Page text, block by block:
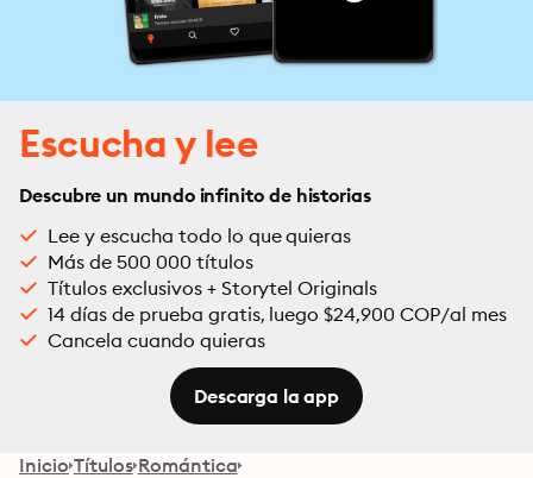
Escucha y lee
Descubre un mundo infinito de historias
Lee y escucha todo lo que quieras
Más de 500 000 títulos
Títulos exclusivos + Storytel Originals
14 días de prueba gratis, luego $24,900 COP/al mes
Cancela cuando quieras
Descarga la app
Inicio Títulos Romántica